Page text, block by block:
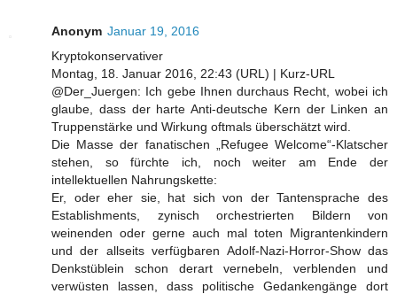
Anonym Januar 19, 2016
Kryptokonservativer
Montag, 18. Januar 2016, 22:43 (URL) | Kurz-URL
@Der_Juergen: Ich gebe Ihnen durchaus Recht, wobei ich
glaube, dass der harte Anti-deutsche Kern der Linken an
Truppenstärke und Wirkung oftmals überschätzt wird.
Die Masse der fanatischen „Refugee Welcome“-Klatscher
stehen, so fürchte ich, noch weiter am Ende der
intellektuellen Nahrungskette:
Er, oder eher sie, hat sich von der Tantensprache des
Establishments, zynisch orchestrierten Bildern von
weinenden oder gerne auch mal toten Migrantenkindern
und der allseits verfügbaren Adolf-Nazi-Horror-Show das
Denkstüblein schon derart vernebeln, verblenden und
verwüsten lassen, dass politische Gedankengänge dort